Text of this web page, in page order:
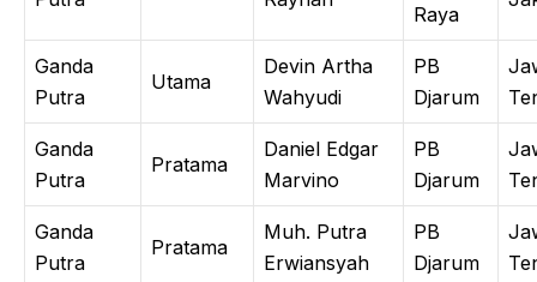
Raya
Ganda
Putra
Utama
Devin Artha
Wahyudi
PB
Djarum
Ganda
Putra
Pratama
Daniel Edgar
Marvino
PB
Djarum
Ganda
Putra
Pratama
Muh. Putra
Erwiansyah
PB
Djarum